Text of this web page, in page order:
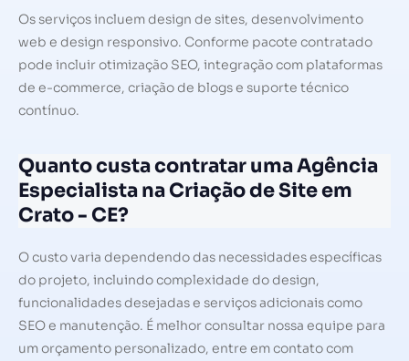
Os serviços incluem design de sites, desenvolvimento
web e design responsivo. Conforme pacote contratado
pode incluir otimização SEO, integração com plataformas
de e-commerce, criação de blogs e suporte técnico
contínuo.
Quanto custa contratar uma Agência
Especialista na Criação de Site em
Crato - CE?
O custo varia dependendo das necessidades específicas
do projeto, incluindo complexidade do design,
funcionalidades desejadas e serviços adicionais como
SEO e manutenção. É melhor consultar nossa equipe para
um orçamento personalizado, entre em contato com